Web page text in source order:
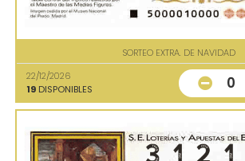
SORTEO EXTRA. DE NAVIDAD
22/12/2026
19 DISPONIBLES 0